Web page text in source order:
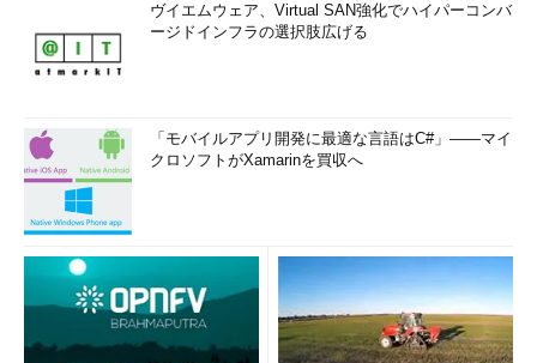
ヴイエムウェア、Virtual SAN強化でハイパーコンバ
ージドインフラの選択肢広げる
「モバイルアプリ開発に最適な言語はC#」――マイ
クロソフトがXamarinを買収へ